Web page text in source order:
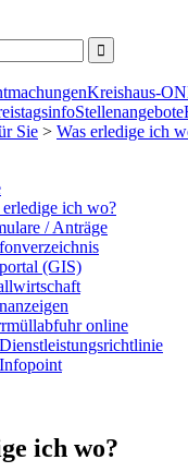
Kreishaus-
Stellenangebote
Sie > Was erledige ich
erledige ich wo?
/ Anträge
(GIS)
online
ich wo?